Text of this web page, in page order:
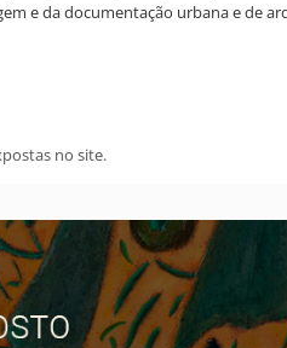
e da documentação urbana e de
no site.